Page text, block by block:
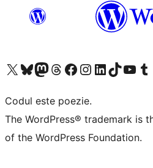
Mergi la contul nostru X (fost Twitter)
Vizitează contul nostru Bluesky
Vizitează contul nostru Mastodon
Vizitează contul nostru Threads
Vizitează pagina noastră Facebook
Vizitează-ne pe Instagram
Vizitează-ne pe LinkedIn
Vizitează contul nostru TikTok
Vizitează canalul
Codul este poezie.
The WordPress® trademark is
of the WordPress Foundation.